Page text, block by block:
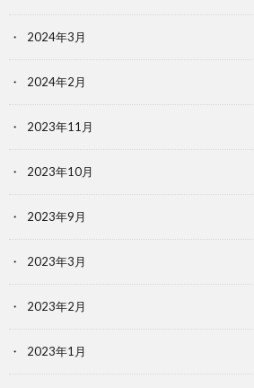
2024年3月
2024年2月
2023年11月
2023年10月
2023年9月
2023年3月
2023年2月
2023年1月